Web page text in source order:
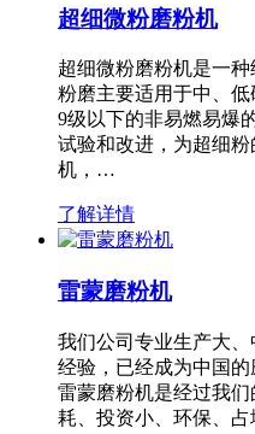
超细微粉磨粉机
超细微粉磨粉机是一
粉磨主要适用于中、
9级以下的非易燃易爆
试验和改进，为超细
机，…
了解详情
雷蒙磨粉机
我们公司专业生产大
经验，已经成为中国
雷蒙磨粉机是经过我
耗、投资小、环保、